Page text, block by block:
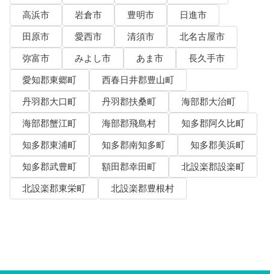
高浜市
岩倉市 豊明市
日進市
田原市
愛西市 清須市
北名古屋市
弥富市
みよし市 あま市
長久手市
愛知郡東郷町
西春日井郡豊山町
丹羽郡大口町
丹羽郡扶桑町
海部郡大治町
海部郡蟹江町
海部郡飛島村
知多郡阿久比町
知多郡東浦町
知多郡南知多町
知多郡美浜町
知多郡武豊町
額田郡幸田町
北設楽郡設楽町
北設楽郡東栄町
北設楽郡豊根村